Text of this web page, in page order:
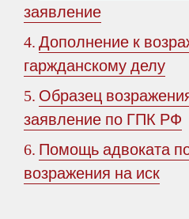
заявление
4. Дополнение к
гаржданскому делу
5. Образец
заявление по ГПК РФ
6. Помощь адвоката
возражения на иск